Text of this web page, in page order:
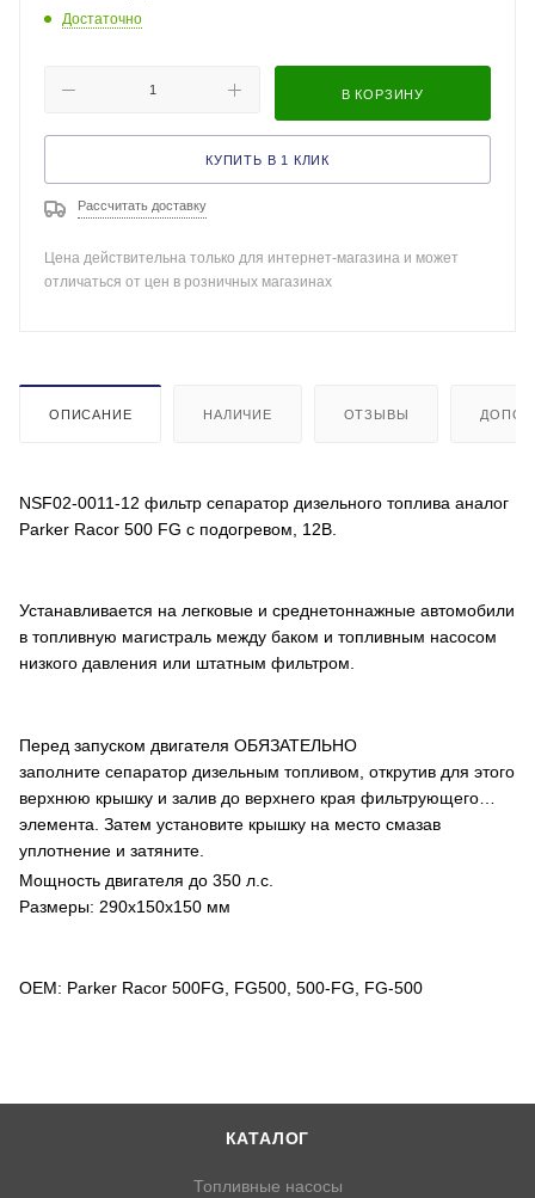
Достаточно
В КОРЗИНУ
КУПИТЬ В 1 КЛИК
Рассчитать доставку
Цена действительна только для интернет-магазина и может
отличаться от цен в розничных магазинах
ОПИСАНИЕ НАЛИЧИЕ ОТЗЫВЫ
NSF02-0011-12 фильтр сепаратор дизельного топлива аналог
Parker Racor 500 FG с подогревом, 12В.
Устанавливается на легковые и среднетоннажные автомобили
в топливную магистраль между баком и топливным насосом
низкого давления или штатным фильтром.
Перед запуском двигателя ОБЯЗАТЕЛЬНО
заполните сепаратор дизельным топливом, открутив для этого
верхнюю крышку и залив до верхнего края фильтрующего
элемента. Затем установите крышку на место смазав
уплотнение и затяните.
Мощность двигателя до 350 л.с.
Размеры: 290x150x150 мм
OEM: Parker Racor 500FG, FG500, 500-FG, FG-500
КАТАЛОГ
Топливные насосы